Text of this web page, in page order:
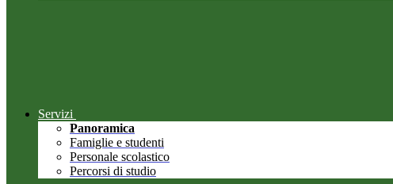
Servizi
Panoramica
Famiglie e studenti
Personale scolastico
Percorsi di studio